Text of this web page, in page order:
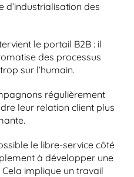
d’industrialisation des
le portail B2B : il
des processus
sur l’humain.
régulièrement
leur relation client plus
le libre-service côté
à développer une
implique un travail